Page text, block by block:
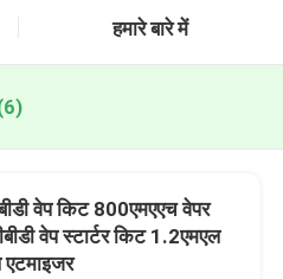
हमारे बारे में
वेप किट 800एमएएच वेपर
वेप स्टार्टर किट 1.2एमएल
एटमाइजर